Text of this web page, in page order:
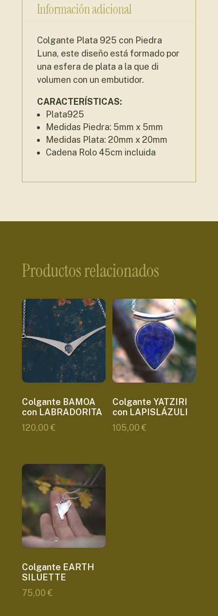
Información adicional
Colgante Plata 925 con Piedra
Luna, este diseño está formado por
una esfera de plata a la que di
volumen con un embutidor.
CARACTERÍSTICAS:
Plata925
Medidas Piedra: 5mm x 5mm
Medidas Plata: 20mm x 20mm
Cadena Rolo 45cm incluida
Productos relacionados
Colgante BAMOA
con LABRADORITA
120,00€
Colgante YATZIRI
con LAPISLÁZULI
105,00€
Colgante EARTH
SILUETTE
75,00€